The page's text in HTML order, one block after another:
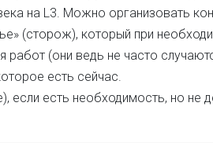
на L3. Можно организовать
(сторож), который при
работ (они ведь не часто
есть сейчас.
если есть необходимость, но не